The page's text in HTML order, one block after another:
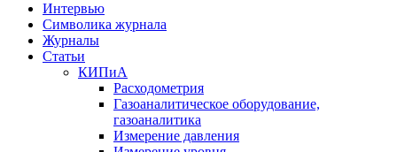
Интервью
Символика журнала
Журналы
Статьи
КИПиА
Расходометрия
Газоаналитическое оборудование,
газоаналитика
Измерение давления